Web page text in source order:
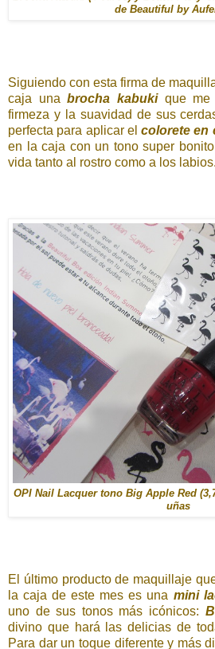
de Beautiful by
Siguiendo con esta firma de
caja unabrocha kabuki que me
firmeza y la suavidad de sus
perfecta para aplicar elcolorete en
en la caja con un tono super
vida tanto al rostro como a los labios.
OPI Nail Lacquer tono Big Apple Red
uñas
El último producto de maquillaje
la caja de este mes es una mini
uno de sus tonos más icónicos:
divino que hará las delicias de
Para dar un toque diferente y más